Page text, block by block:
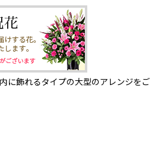
に飾れるタイプの大型のアレンジをご